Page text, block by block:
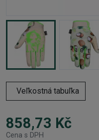
Veľkostná tabuľka
858,73 Kč
Cena s DPH